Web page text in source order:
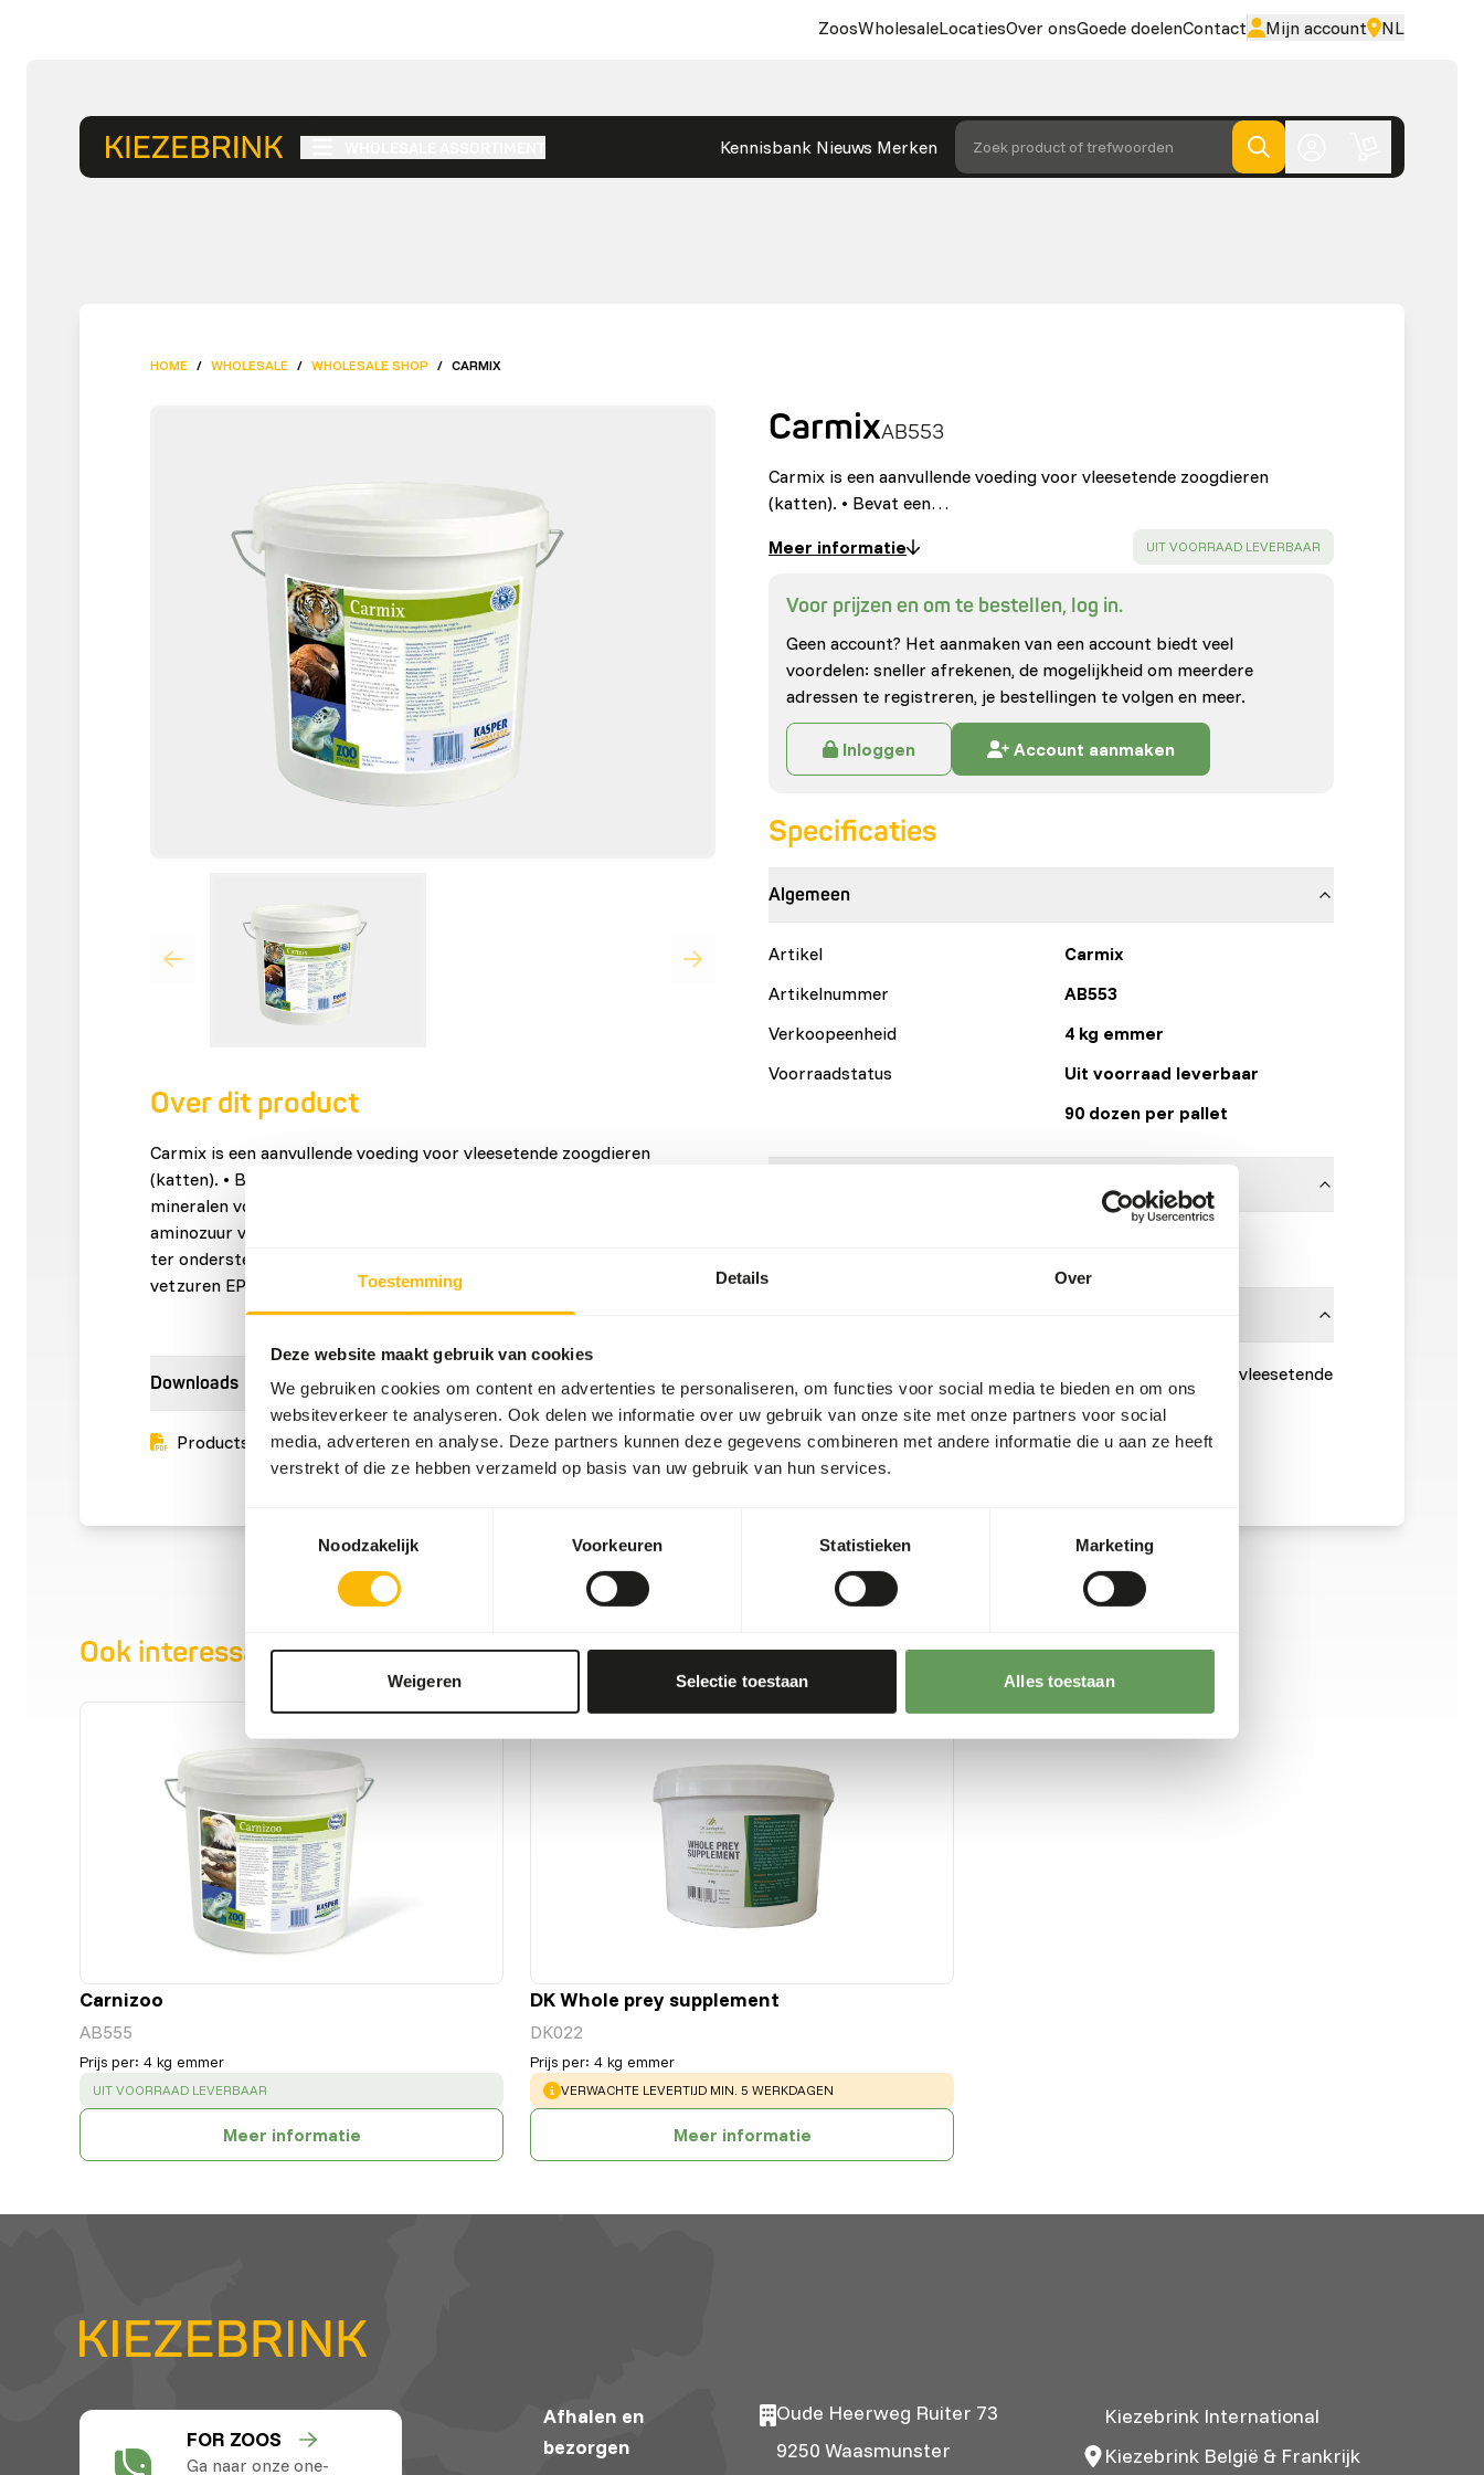
Toestemming Details Over
Deze website maakt gebruik van cookies
We gebruiken cookies om content en advertenties te personaliseren, om functies voor social media te bieden en om ons
websiteverkeer te analyseren. Ook delen we informatie over uw gebruik van onze site met onze partners voor social
media, adverteren en analyse. Deze partners kunnen deze gegevens combineren met andere informatie die u aan ze heeft
verstrekt of die ze hebben verzameld op basis van uw gebruik van hun services.
Noodzakelijk
Voorkeuren Statistieken Marketing
Weigeren Selectie toestaan Alles toestaan
ZoosWholesaleLocatiesOver onsGoede doelenContact Mijn account NL
Kennisbank Nieuws Merken Zoek product of trefwoorden
HOME / WHOLESALE / WHOLESALE SHOP / CARMIX
Over dit product
Carmix is een aanvullende voeding voor vleesetende zoogdieren
(katten). • Bevat een uitgebalanceerd gehalte aan vitaminen en
mineralen voor een goede gezondheid. • Bevat taurine, een essentieel
aminozuur voor katachtige zoogdieren. • Met lecithine en L-carnitine
ter ondersteuning van een goede vetafbraak. • Bevat omega 3-
vetzuren EPA en DHA ter ondersteuning van het immuunsysteem.
Downloads
Productsheet
CarmixAB553
Carmix is een aanvullende voeding voor vleesetende zoogdieren
(katten). • Bevat een…
Meer informatie
SUCCESS:
UIT VOORRAAD LEVERBAAR
Voor prijzen en om te bestellen, log in.
Geen account? Het aanmaken van een account biedt veel
voordelen: sneller afrekenen, de mogelijkheid om meerdere
adressen te registreren, je bestellingen te volgen en meer.
Inloggen Account aanmaken
Specificaties
Algemeen
Artikel
Carmix
Artikelnummer
AB553
Verkoopeenheid
4 kg emmer
Voorraadstatus
Uit voorraad leverbaar
90 dozen per pallet
Aanbevolen dosering: 1% van de dagelijkse voeding van een vleesetende
kat. De kleine doseerlepel bevat 5 g Carmix; de grote 30 g.
Ook interessant
Carnizoo
AB555
Prijs per: 4 kg emmer
SUCCESS:
UIT VOORRAAD LEVERBAAR
Meer informatie
DK Whole prey supplement
DK022
Prijs per: 4 kg emmer
WARNING:
VERWACHTE LEVERTIJD MIN. 5 WERKDAGEN
Meer informatie
FOR ZOOS
Ga naar onze one-
Afhalen en
bezorgen
Oude Heerweg Ruiter 73
9250 Waasmunster
Kiezebrink International
Kiezebrink België & Frankrijk